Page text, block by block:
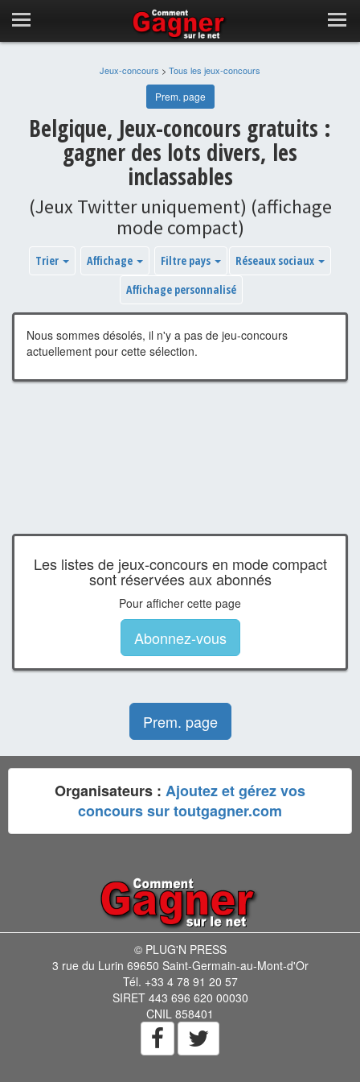
Jeux-concours > Tous les jeux-concours
Prem. page
Belgique, Jeux-concours gratuits :
gagner des lots divers, les
inclassables
(Jeux Twitter uniquement) (affichage
mode compact)
Trier Affichage Filtre pays
Réseaux sociaux
Affichage personnalisé
Nous sommes désolés, il n'y a pas de jeu-concours
actuellement pour cette sélection.
Les listes de jeux-concours en mode compact
sont réservées aux abonnés
Pour afficher cette page
Abonnez-vous
Prem. page
Organisateurs : Ajoutez et gérez vos
concours sur toutgagner.com
© PLUG'N PRESS
3 rue du Lurin 69650 Saint-Germain-au-Mont-d'Or
Tél. +33 4 78 91 20 57
SIRET 443 696 620 00030
CNIL 858401